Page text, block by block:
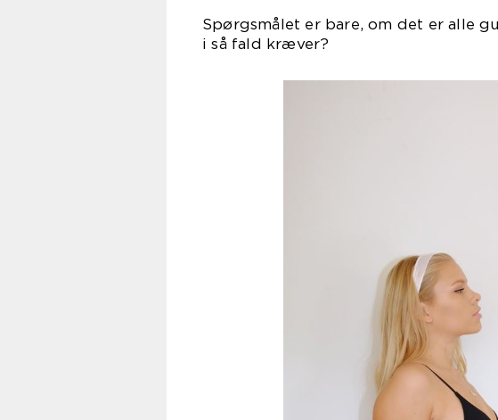
Spørgsmålet er bare, om det er alle
i så fald kræver?